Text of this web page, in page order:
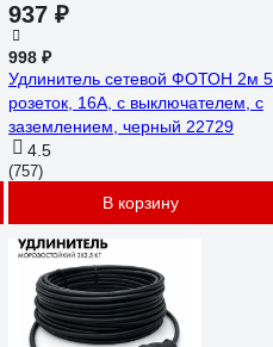
937 ₽
998 ₽
Удлинитель сетевой ФОТОН 2м 5
розеток, 16А, с выключателем, с
заземлением, черный 22729
4.5
(757)
В корзину